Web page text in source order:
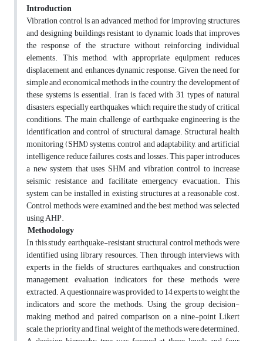
Introduction
Vibration control is an advanced method for improving structures
and designing buildings resistant to dynamic loads that improves
the response of the structure without reinforcing individual
elements. This method, with appropriate equipment, reduces
displacement and enhances dynamic response. Given the need for
simple and economical methods in the country, the development of
these systems is essential. Iran is faced with 31 types of natural
disasters, especially earthquakes, which require the study of critical
conditions. The main challenge of earthquake engineering is the
identification and control of structural damage. Structural health
monitoring (SHM) systems, control and adaptability, and artificial
intelligence reduce failures, costs, and losses. This paper introduces
a new system that uses SHM and vibration control to increase
seismic resistance and facilitate emergency evacuation. This
system can be installed in existing structures at a reasonable cost.
Control methods were examined and the best method was selected
using AHP.
Methodology
In this study, earthquake-resistant structural control methods were
identified using library resources. Then, through interviews with
experts in the fields of structures, earthquakes, and construction
management, evaluation indicators for these methods were
extracted. A questionnaire was provided to 14 experts to weight the
indicators and score the methods. Using the group decision-
making method and paired comparison on a nine-point Likert
scale, the priority and final weight of the methods were determined.